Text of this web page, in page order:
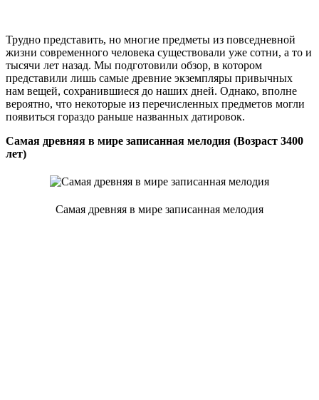
Трудно представить, но многие предметы из повседневной
жизни современного человека существовали уже сотни, а то и
тысячи лет назад. Мы подготовили обзор, в котором
представили лишь самые древние экземпляры привычных
нам вещей, сохранившиеся до наших дней. Однако, вполне
вероятно, что некоторые из перечисленных предметов могли
появиться гораздо раньше названных датировок.
Самая древняя в мире записанная мелодия (Возраст 3400
лет)
Самая древняя в мире записанная мелодия